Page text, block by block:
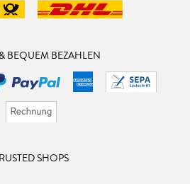
BEQUEM BEZAHLEN
SHOPS